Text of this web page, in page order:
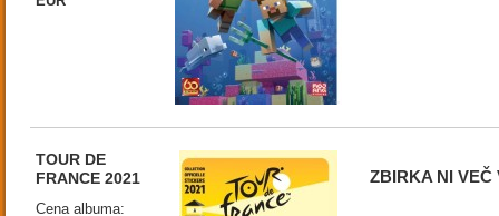
TOUR DE
FRANCE 2021
Cena albuma:
ZBIRKA NI VEČ